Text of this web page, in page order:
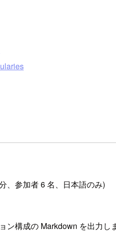
、参加者 6 名、日本語のみ)
構成の Markdown を出力し